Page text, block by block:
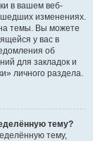
в вашем веб-
изменениях.
темы. Вы можете
у вас в
об
для закладок и
личного раздела.
тему?
тему,